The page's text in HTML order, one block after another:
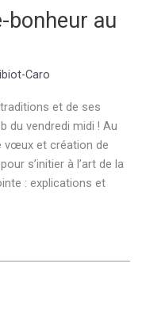
bonheur au
Caro
et de ses
du vendredi midi ! Au
vœux et création de
s’initier à l’art de la
: explications et